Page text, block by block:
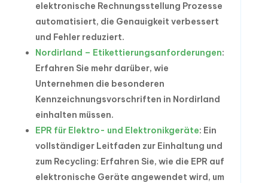
elektronische Rechnungsstellung Prozesse
automatisiert, die Genauigkeit verbessert
und Fehler reduziert.
Nordirland – Etikettierungsanforderungen:
Erfahren Sie mehr darüber, wie
Unternehmen die besonderen
Kennzeichnungsvorschriften in Nordirland
einhalten müssen.
EPR für Elektro- und Elektronikgeräte: Ein
vollständiger Leitfaden zur Einhaltung und
zum Recycling: Erfahren Sie, wie die EPR auf
elektronische Geräte angewendet wird, um